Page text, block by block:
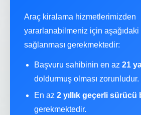
Araç kiralama hizmetlerimizden
yararlanabilmeniz için aşağıdaki
sağlanması gerekmektedir:
Başvuru sahibinin en az 21
doldurmuş olması zorunludur.
En az 2 yıllık geçerli sürücü
gerekmektedir.